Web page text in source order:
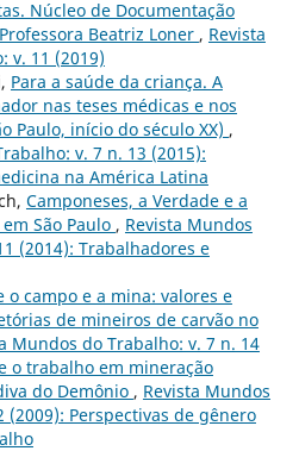
Núcleo de Documentação
Beatriz Loner , Revista
v. 11 (2019)
Para a saúde da criança. A
nas teses médicas e nos
Paulo, início do século XX) ,
v. 7 n. 13 (2015):
na América Latina
Camponeses, a Verdade e a
São Paulo , Revista Mundos
(2014): Trabalhadores e
o campo e a mina: valores e
de mineiros de carvão no
Mundos do Trabalho: v. 7 n. 14
o trabalho em mineração
do Demônio , Revista Mundos
(2009): Perspectivas de gênero